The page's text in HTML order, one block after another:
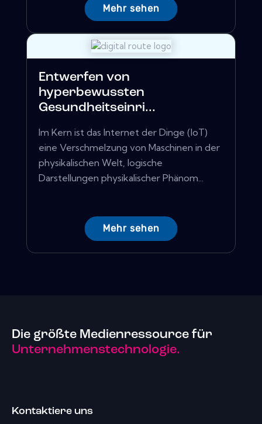
Mehr sehen
Entwerfen von
hyperbewussten
Gesundheitseinri...
Im Kern ist das Internet der Dinge (IoT)
eine Verschmelzung von Maschinen in der
physikalischen Welt, logische
Darstellungen physikalischer Phänom...
Mehr sehen
Die größte Medienressource für
Unternehmenstechnologie.
Kontaktiere uns